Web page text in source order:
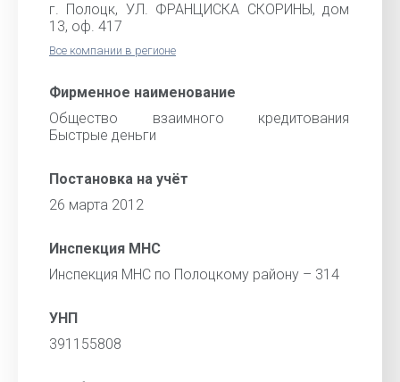
г. Полоцк, УЛ. ФРАНЦИСКА СКОРИНЫ, дом
13, оф. 417
Все компании в регионе
Фирменное наименование
Общество взаимного кредитования
Быстрые деньги
Постановка на учёт
26 марта 2012
Инспекция МНС
Инспекция МНС по Полоцкому району – 314
УНП
391155808